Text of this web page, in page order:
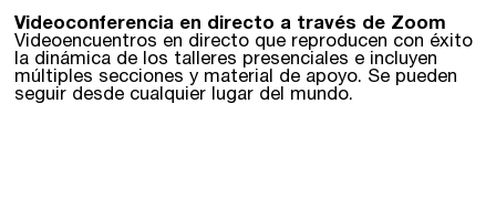
Videoconferencia en directo a través de Zoom
Videoencuentros en directo que reproducen con éxito
la dinámica de los talleres presenciales e incluyen
múltiples secciones y material de apoyo. Se pueden
seguir desde cualquier lugar del mundo.